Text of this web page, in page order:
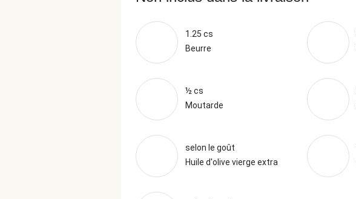
1.25 cs
Beurre
½ cs
Moutarde
selon le goût
Huile d'olive vierge extra